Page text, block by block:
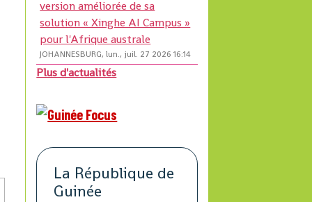
version améliorée de sa
solution « Xinghe AI Campus »
pour l'Afrique australe
JOHANNESBURG, lun., juil. 27 2026 16:14
Plus d'actualités
La République de
Guinée